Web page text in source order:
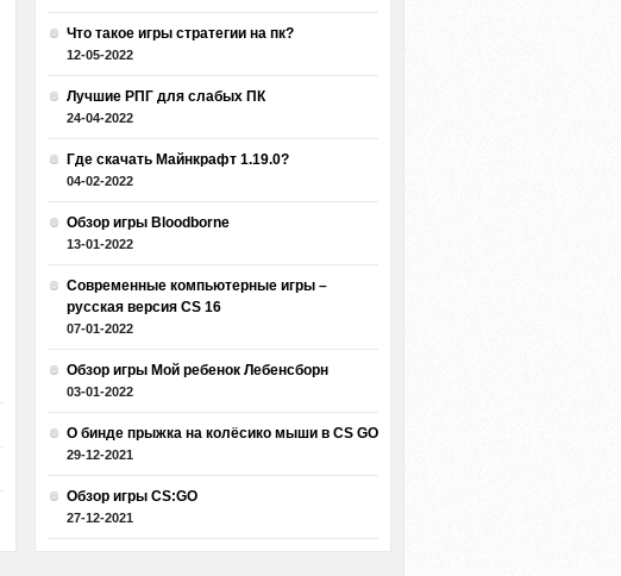
Что такое игры стратегии на пк?
12-05-2022
Лучшие РПГ для слабых ПК
24-04-2022
Где скачать Майнкрафт 1.19.0?
04-02-2022
Обзор игры Bloodborne
13-01-2022
Современные компьютерные игры –
русская версия CS 16
07-01-2022
Обзор игры Мой ребенок Лебенсборн
03-01-2022
О бинде прыжка на колёсико мыши в CS GO
29-12-2021
Обзор игры CS:GO
27-12-2021